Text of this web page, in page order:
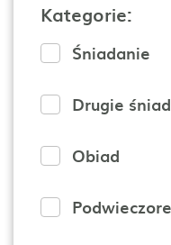
Kategorie:
Śniadanie
Drugie
Obiad